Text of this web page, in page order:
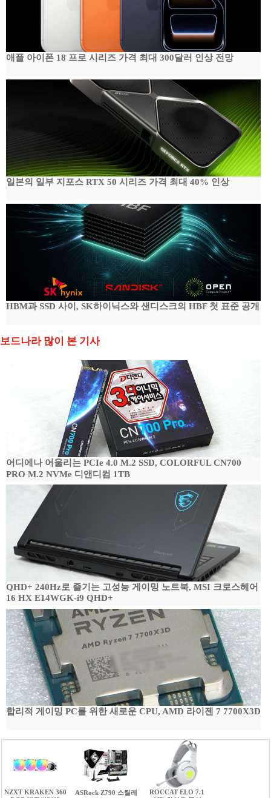
애플 아이폰 18 프로 시리즈 가격 최대 300달러 인상 전망
일본의 일부 지포스 RTX 50 시리즈 가격 최대 40% 인상
HBM과 SSD 사이, SK하이닉스와 샌디스크의 HBF 첫 표준 공개
보드나라 많이 본 기사
어디에나 어울리는 PCIe 4.0 M.2 SSD, COLORFUL CN700
PRO M.2 NVMe 디앤디컴 1TB
QHD+ 240Hz로 즐기는 고성능 게이밍 노트북, MSI 크로스헤어
16 HX E14WGK-i9 QHD+
합리적 게이밍 PC를 위한 새로운 CPU, AMD 라이젠 7 7700X3D